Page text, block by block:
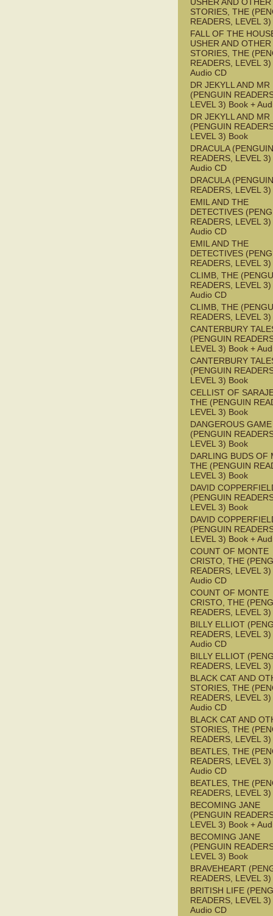
STORIES, THE
READERS, LEVEL
FALL OF THE
USHER AND OTHER
STORIES, THE
READERS, LEVEL
Audio CD
DR JEKYLL AND MR
(PENGUIN
LEVEL 3) Book +
DR JEKYLL AND MR
(PENGUIN
LEVEL 3) Book
DRACULA (PENGUIN
READERS, LEVEL
Audio CD
DRACULA (PENGUIN
READERS, LEVEL
EMIL AND THE
DETECTIVES
READERS, LEVEL
Audio CD
EMIL AND THE
DETECTIVES
READERS, LEVEL
CLIMB, THE
READERS, LEVEL
Audio CD
CLIMB, THE
READERS, LEVEL
CANTERBURY
(PENGUIN
LEVEL 3) Book +
CANTERBURY
(PENGUIN
LEVEL 3) Book
CELLIST OF
THE (PENGUIN
LEVEL 3) Book
DANGEROUS GAME
(PENGUIN
LEVEL 3) Book
DARLING BUDS OF
THE (PENGUIN
LEVEL 3) Book
DAVID
(PENGUIN
LEVEL 3) Book
DAVID
(PENGUIN
LEVEL 3) Book +
COUNT OF MONTE
CRISTO, THE
READERS, LEVEL
Audio CD
COUNT OF MONTE
CRISTO, THE
READERS, LEVEL
BILLY ELLIOT
READERS, LEVEL
Audio CD
BILLY ELLIOT
READERS, LEVEL
BLACK CAT AND
STORIES, THE
READERS, LEVEL
Audio CD
BLACK CAT AND
STORIES, THE
READERS, LEVEL
BEATLES, THE
READERS, LEVEL
Audio CD
BEATLES, THE
READERS, LEVEL
BECOMING JANE
(PENGUIN
LEVEL 3) Book +
BECOMING JANE
(PENGUIN
LEVEL 3) Book
BRAVEHEART
READERS, LEVEL
BRITISH LIFE
READERS, LEVEL
Audio CD